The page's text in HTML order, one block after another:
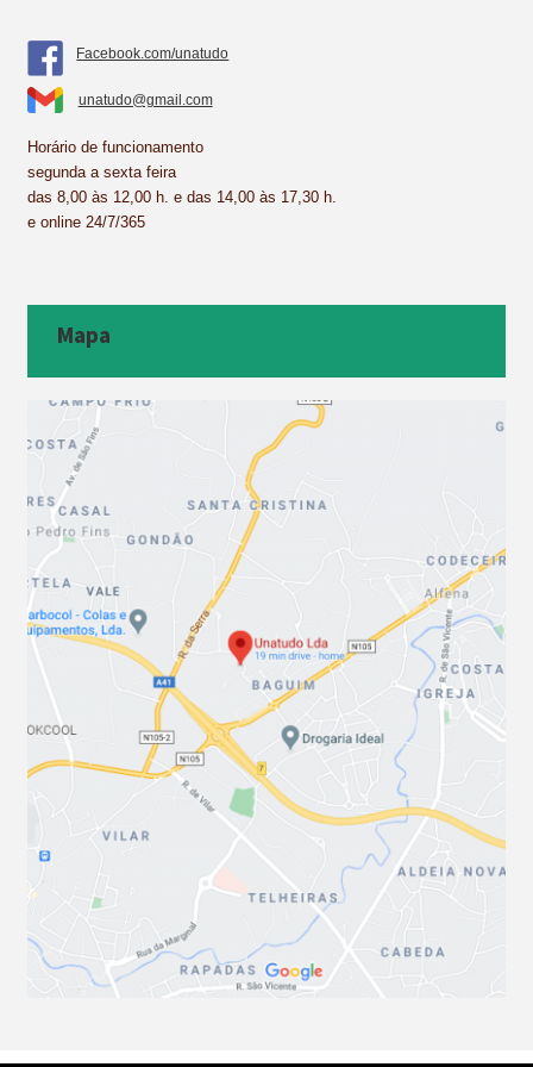
Facebook.com/unatudo
unatudo@gmail.com
Horário de funcionamento
segunda a sexta feira
das 8,00 às 12,00 h. e das 14,00 às 17,30 h.
e online 24/7/365
Mapa